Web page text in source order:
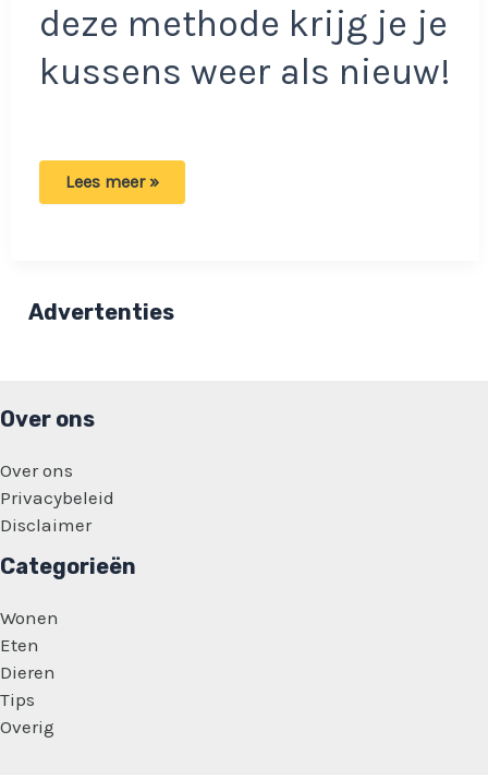
deze methode krijg je je
kussens weer als nieuw!
De
weer
wit
Lees meer »
Advertenties
Over ons
Over ons
Privacybeleid
Disclaimer
Categorieën
Wonen
Eten
Dieren
Tips
Overig